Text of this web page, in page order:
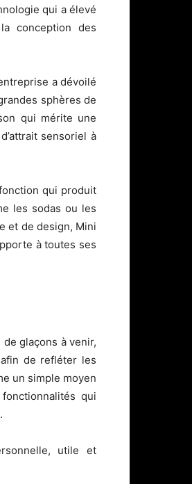
qui a élevé
conception des
a dévoilé
sphères de
qui mérite une
sensoriel à
qui produit
les sodas ou les
et de design, Mini
à toutes ses
glaçons à venir,
de refléter les
un simple moyen
qui
utile et